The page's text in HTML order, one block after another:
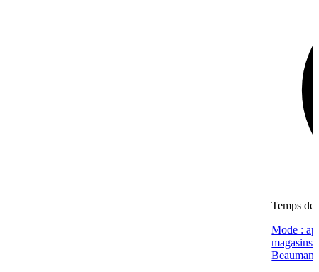
Temps de
Mode :
magasins